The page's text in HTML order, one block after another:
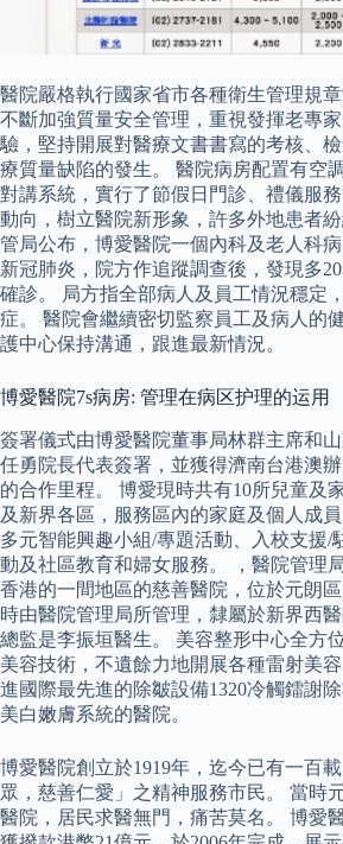
醫院嚴格執行國家省市各種衛生管理規
不斷加強質量安全管理，重視發揮老專
驗，堅持開展對醫療文書書寫的考核、
療質量缺陷的發生。 醫院病房配置有空
對講系統，實行了節假日門診、禮儀服
動向，樹立醫院新形象，許多外地患者
管局公布，博愛醫院一個內科及老人科
新冠肺炎，院方作追蹤調查後，發現多
確診。 局方指全部病人及員工情況穩定
症。 醫院會繼續密切監察員工及病人的
護中心保持溝通，跟進最新情況。
博愛醫院7s病房: 管理在病区护理的运用
簽署儀式由博愛醫院董事局林群主席和
任勇院長代表簽署，並獲得濟南台港澳
的合作里程。 博愛現時共有10所兒童及
及新界各區，服務區內的家庭及個人成
多元智能興趣小組/專題活動、入校支援/
動及社區教育和婦女服務。 ，醫院管理
香港的一間地區的慈善醫院，位於元朗
時由醫院管理局所管理，隸屬於新界西
總監是李振垣醫生。 美容整形中心全方
美容技術，不遺餘力地開展各種雷射美容
進國際最先進的除皺設備1320冷觸鐳謝
美白嫩膚系統的醫院。
博愛醫院創立於1919年，迄今已有一百
眾，慈善仁愛」之精神服務市民。 當時
醫院，居民求醫無門，痛苦莫名。 博愛